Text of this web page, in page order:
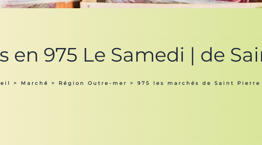
en 975 Le Samedi | de
> Marché > Région Outre-mer > 975 les marchés de Saint